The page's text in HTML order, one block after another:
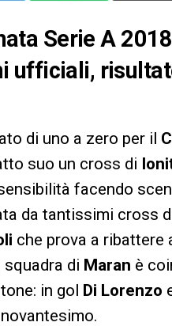
Serie A
ufficiali,
di uno a zero per il
suo un cross di
facendo
da tantissimi cross
che prova a ribattere
di Maran è
in gol Di Lorenzo